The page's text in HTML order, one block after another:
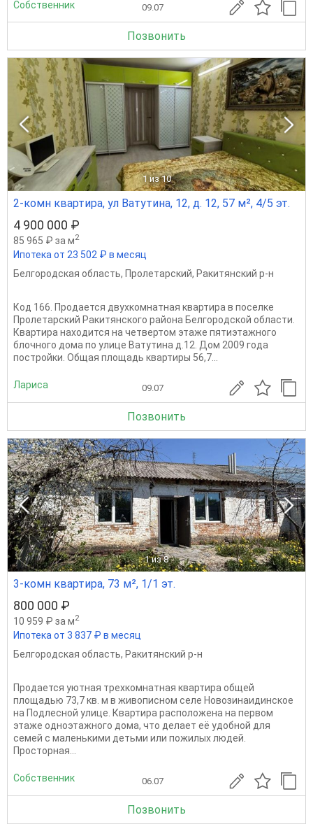
Собственник 09.07
Позвонить
1 из 10
2-комн квартира, ул Ватутина, 12, д. 12, 57 м², 4/5 эт.
4 900 000 ₽
85 965 ₽ за м2
Ипотека от 23 502 ₽ в месяц
Белгородская область, Пролетарский, Ракитянский р-н
Код 166. Продается двухкомнатная квартира в поселке
Пролетарский Ракитянского района Белгородской области.
Квартира находится на четвертом этаже пятиэтажного
блочного дома по улице Ватутина д.12. Дом 2009 года
постройки. Общая площадь квартиры 56,7...
Лариса 09.07
Позвонить
1 из 8
3-комн квартира, 73 м², 1/1 эт.
800 000 ₽
10 959 ₽ за м2
Ипотека от 3 837 ₽ в месяц
Белгородская область, Ракитянский р-н
Продается уютная трехкомнатная квартира общей
площадью 73,7 кв. м в живописном селе Новозинаидинское
на Подлесной улице. Квартира расположена на первом
этаже одноэтажного дома, что делает её удобной для
семей с маленькими детьми или пожилых людей.
Просторная...
Собственник 06.07
Позвонить